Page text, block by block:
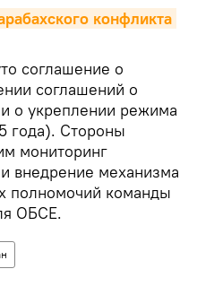
конфликта
соглашение о
соглашений о
о укреплении режима
года). Стороны
мониторинг
внедрение механизма
полномочий команды
ОБСЕ.